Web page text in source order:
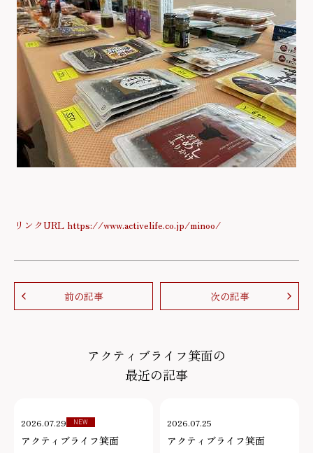
リンクURL https://www.activelife.co.jp/minoo/
前の記事 次の記事
アクティブライフ箕面の
最近の記事
2026.07.29 NEW
アクティブライフ箕面
2026.07.25
アクティブライフ箕面